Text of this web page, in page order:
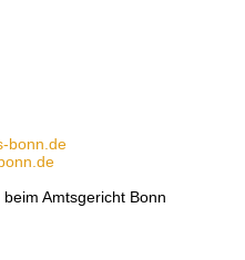
bonn.de
Amtsgericht Bonn